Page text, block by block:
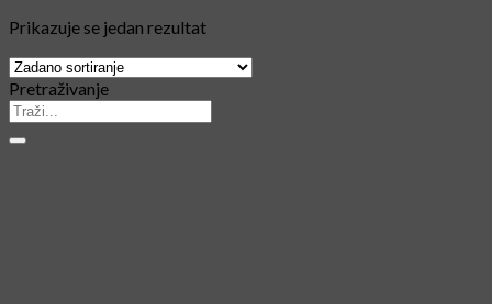
Prikazuje se jedan rezultat
Pretraživanje